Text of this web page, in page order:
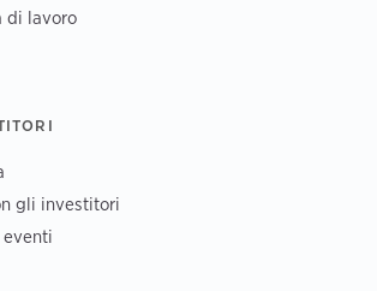
di lavoro
gli investitori